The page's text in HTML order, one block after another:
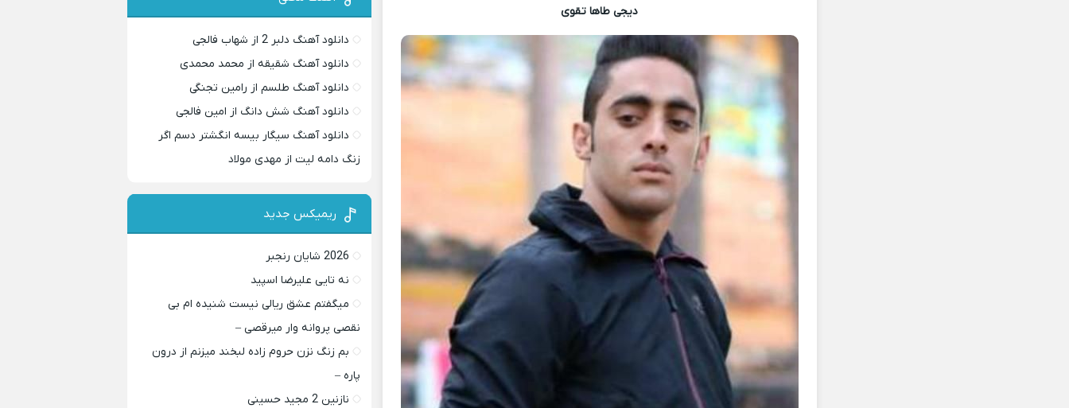
دیجی طاها تقوی
دانلود آهنگ دلبر 2 از شهاب فالجی
دانلود آهنگ شقیقه از محمد محمدی
دانلود آهنگ طلسم از رامین تجنگی
دانلود آهنگ شش دانگ از امین فالجی
دانلود آهنگ سیگار بیسه انگشتر دسم اگر
زنگ دامه لیت از مهدی مولاد
ریمیکس جدید
2026 شایان رنجبر
نه تایی علیرضا اسپید
میگفتم عشق ریالی نیست شنیده ام بی
نقصی پروانه وار میرقصی –
بم زنگ نزن حروم زاده لبخند میزنم از درون
پاره –
نازنین 2 مجید حسینی